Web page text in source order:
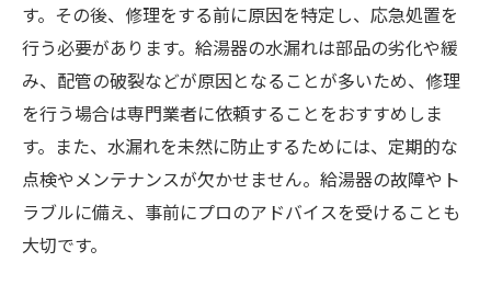
す。その後、修理をする前に原因を特定し、応急処置を
行う必要があります。給湯器の水漏れは部品の劣化や緩
み、配管の破裂などが原因となることが多いため、修理
を行う場合は専門業者に依頼することをおすすめしま
す。また、水漏れを未然に防止するためには、定期的な
点検やメンテナンスが欠かせません。給湯器の故障やト
ラブルに備え、事前にプロのアドバイスを受けることも
大切です。